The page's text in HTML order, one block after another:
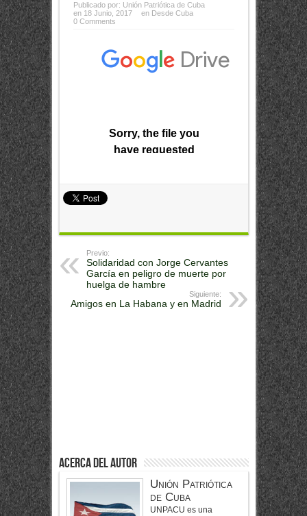
Publicado por: Unión Patriótica de Cuba
en 18 Junio, 2017
en Desde Cuba
0 Comments
Previo:
Solidaridad con Jorge Cervantes
García en peligro de muerte por
huelga de hambre
Siguiente:
Amigos en La Habana y en Madrid
Acerca del Autor
Unión Patriótica
de Cuba
UNPACU es una